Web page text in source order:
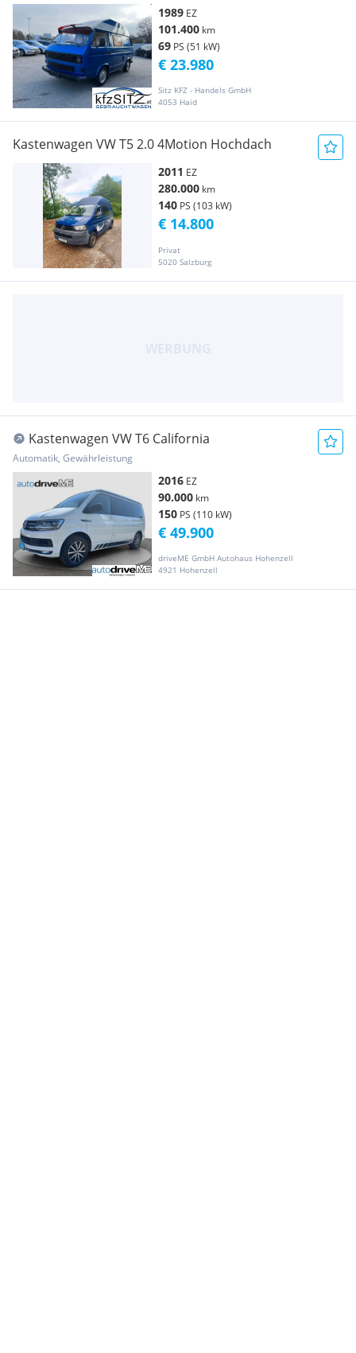
1989 EZ
101.400 km
69 PS (51 kW)
Sitz KFZ - Handels GmbH
4053 Haid
€ 23.980
Kastenwagen VW T5 2.0 4Motion Hochdach
2011 EZ
280.000 km
140 PS (103 kW)
Privat
5020 Salzburg
€ 14.800
Kastenwagen VW T6 California
Automatik, Gewährleistung
2016 EZ
90.000 km
150 PS (110 kW)
driveME GmbH Autohaus Hohenzell
4921 Hohenzell
€ 49.900